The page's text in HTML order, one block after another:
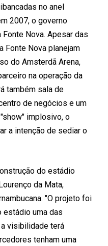
no anel
2007, o governo
Nova. Apesar das
Fonte Nova planejam
do Amsterdã Arena,
na operação da
também sala de
de negócios e um
implosivo, o
a intenção de sediar o
do estádio
da Mata,
"O projeto foi
estádio uma das
visibilidade terá
tenham uma